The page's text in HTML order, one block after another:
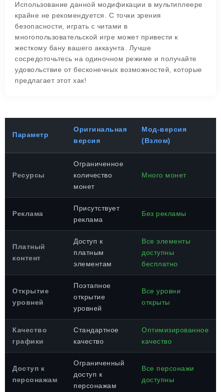
Использование данной модификации в мультиплеере
крайне не рекомендуется. С точки зрения
безопасности, играть с читами в
многопользовательской игре может привести к
жесткому бану вашего аккаунта. Лучше
сосредоточьтесь на одиночном режиме и получайте
удовольствие от бесконечных возможностей, которые
предлагает этот хак!
Параметр
Оригинальная
версия
Мод-версия
(Взлом)
Ресурсы
Ограниченное
количество
монет
Много монет
Реклама
Присутствует
реклама
Без рекламы
Платный
контент
Доступ к
платным
элементам
Все элементы
доступны
бесплатно
Открытие
уровней
Поэтапное
открытие
уровней
Все уровни
открыты
Качество
графики
Стандартное
качество
Оптимизированное
качество
Доступ к
персонажам
Ограниченный
доступ к
персонажам
Все персонажи
доступны